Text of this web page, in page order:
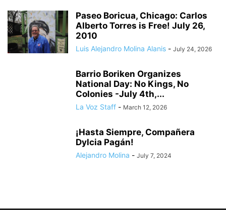
Paseo Boricua, Chicago: Carlos
Alberto Torres is Free! July 26,
2010
Luis Alejandro Molina Alanis - July 24, 2026
Barrio Boriken Organizes
National Day: No Kings, No
Colonies -July 4th,...
La Voz Staff - March 12, 2026
¡Hasta Siempre, Compañera
Dylcia Pagán!
Alejandro Molina - July 7, 2024